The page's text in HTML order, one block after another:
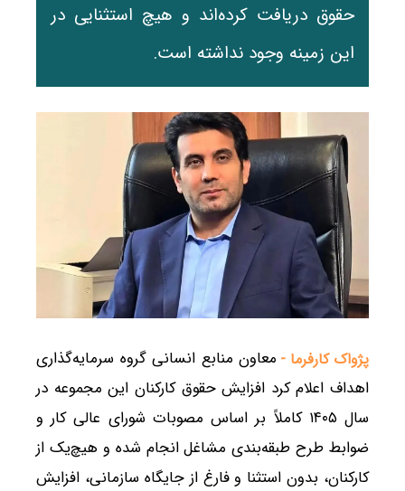
حقوق دریافت کرده‌اند و هیچ استثنایی در
این زمینه وجود نداشته است.
پژواک کارفرما - معاون منابع انسانی گروه سرمایه‌گذاری
اهداف اعلام کرد افزایش حقوق کارکنان این مجموعه در
سال ۱۴۰۵ کاملاً بر اساس مصوبات شورای عالی کار و
ضوابط طرح طبقه‌بندی مشاغل انجام شده و هیچ‌یک از
کارکنان، بدون استثنا و فارغ از جایگاه سازمانی، افزایش